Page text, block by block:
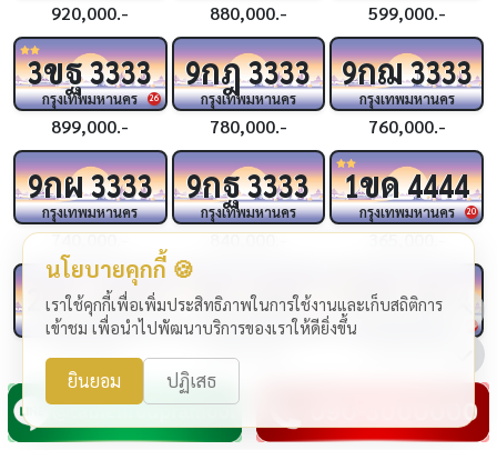
920,000.- 880,000.- 599,000.-
26
3ขฐ3333
กรุงเทพมหานคร
899,000.-
9กฎ3333
กรุงเทพมหานคร
780,000.-
9กฌ3333
กรุงเทพมหานคร
760,000.-
9กผ3333
กรุงเทพมหานคร
740,000.-
9กฐ3333
กรุงเทพมหานคร
840,000.-
20
1ขด4444
กรุงเทพมหานคร
365,000.-
ขบ4444
กรุงเทพมหานคร
319,000.-
24
ชจ4444
กรุงเทพมหานคร
1,990,000.-
24
4ขช4444
24
4 กฆ4444
กรุงเทพมหานคร 25
3กฉ
กรุงเทพมหานคร กรุงเทพมหานคร
นโยบายคุกกี้ 🍪
เราใช้คุกกี้เพื่อเพิ่มประสิทธิภาพในการใช้งานและเก็บสถิติการ
เข้าชม เพื่อนำไปพัฒนาบริการของเราให้ดียิ่งขึ้น
ยินยอม ปฏิเสธ